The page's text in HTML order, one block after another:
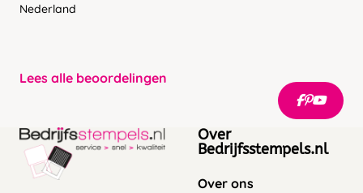
Nederland
Lees alle beoordelingen
Over
Bedrijfsstempels.nl
Over ons